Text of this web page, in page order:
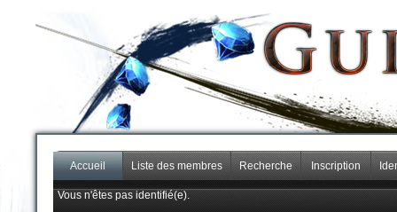
Accueil Liste des membres Recherche Inscription
Vous n'êtes pas identifié(e).